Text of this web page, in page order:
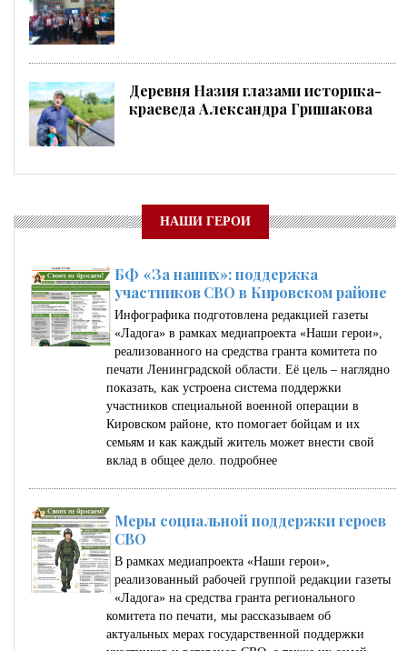
Деревня Назия глазами историка-
краеведа Александра Гришакова
НАШИ ГЕРОИ
БФ «За наших»: поддержка
участников СВО в Кировском районе
Инфографика подготовлена редакцией газеты
«Ладога» в рамках медиапроекта «Наши герои»,
реализованного на средства гранта комитета по
печати Ленинградской области. Её цель – наглядно
показать, как устроена система поддержки
участников специальной военной операции в
Кировском районе, кто помогает бойцам и их
семьям и как каждый житель может внести свой
вклад в общее дело. подробнее
Меры социальной поддержки героев
СВО
В рамках медиапроекта «Наши герои»,
реализованный рабочей группой редакции газеты
«Ладога» на средства гранта регионального
комитета по печати, мы рассказываем об
актуальных мерах государственной поддержки